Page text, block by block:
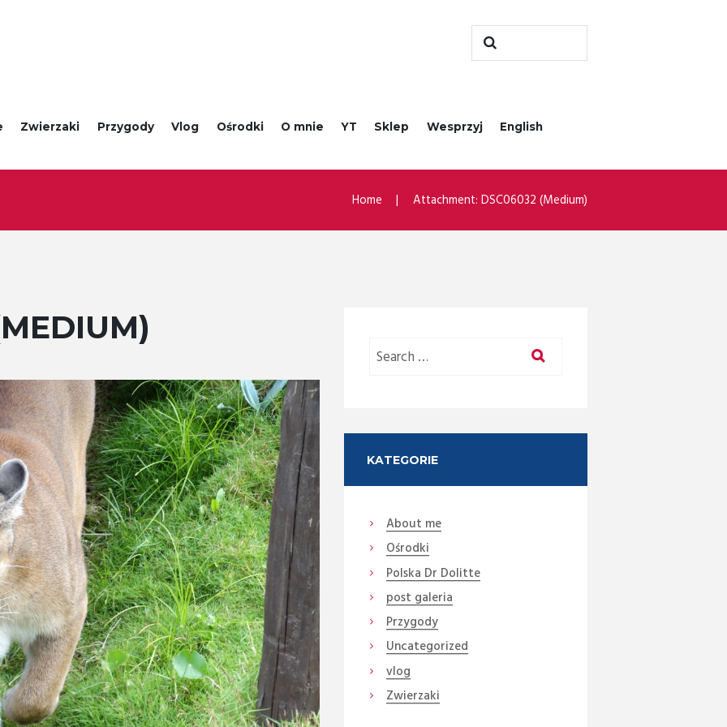
Zwierzaki Przygody Vlog Ośrodki O mnie YT Sklep Wesprzyj English
Home Attachment: DSC06032 (Medium)
Next item
DSC06092 Pasza (Medium)
KATEGORIE
About me
Ośrodki
Polska Dr Dolitte
post galeria
Przygody
Uncategorized
vlog
Zwierzaki